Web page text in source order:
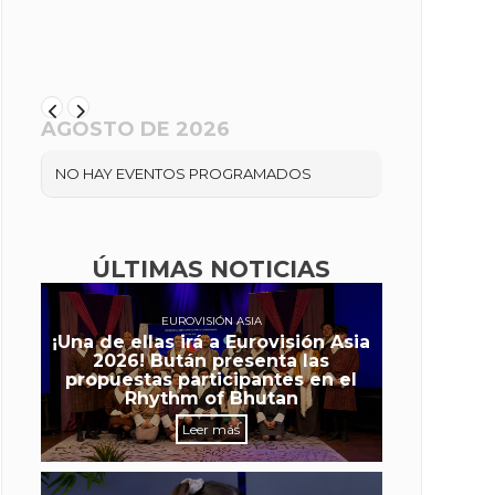
AGOSTO DE 2026
NO HAY EVENTOS PROGRAMADOS
ÚLTIMAS NOTICIAS
EUROVISIÓN ASIA
¡Una de ellas irá a Eurovisión Asia
2026! Bután presenta las
propuestas participantes en el
Rhythm of Bhutan
Leer más